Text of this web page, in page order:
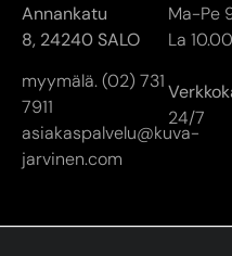
Annankatu
8, 24240 SALO
myymälä. (02) 731
7911
asiakaspalvelu@kuva-
jarvinen.com
Ma-Pe
La
24/7